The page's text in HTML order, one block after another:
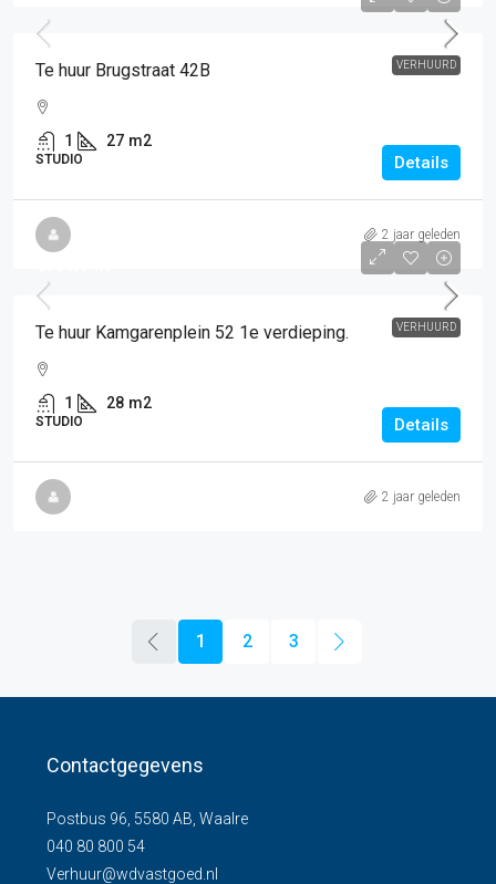
VERHUURD
Te huur Brugstraat 42B
1 27 m2
STUDIO Details
2 jaar geleden
VERHUURD
Te huur Kamgarenplein 52 1e verdieping.
1 28 m2
STUDIO Details
2 jaar geleden
1 2 3
Contactgegevens
Postbus 96, 5580 AB, Waalre
040 80 800 54
Verhuur@wdvastgoed.nl